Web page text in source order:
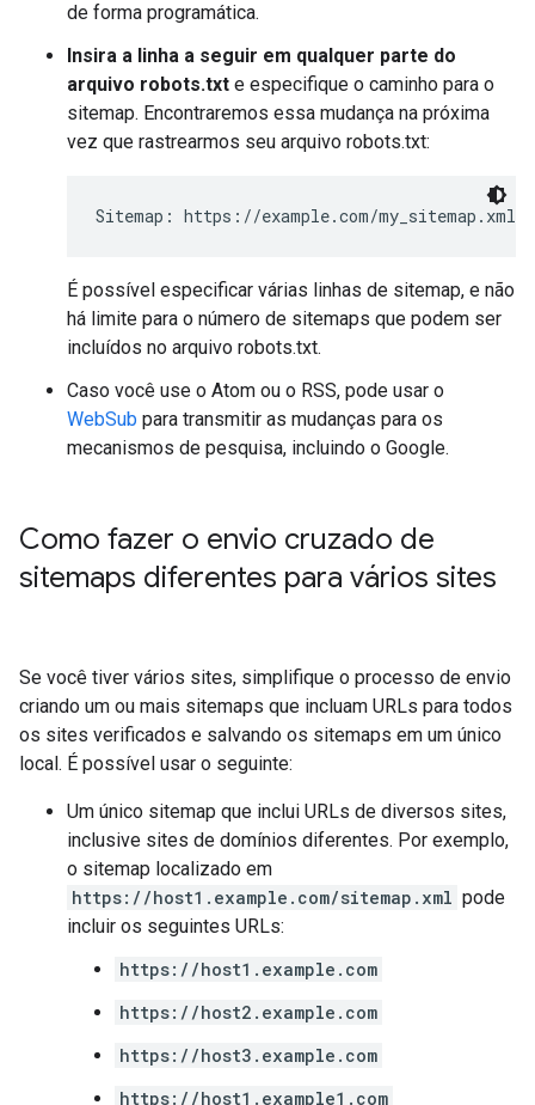
de forma programática.
Insira a linha a seguir em qualquer parte do
arquivo robots.txt e especifique o caminho para o
sitemap. Encontraremos essa mudança na próxima
vez que rastrearmos seu arquivo robots.txt:
Sitemap: https://example.com/my_sitemap.xml
É possível especificar várias linhas de sitemap, e não
há limite para o número de sitemaps que podem ser
incluídos no arquivo robots.txt.
Caso você use o Atom ou o RSS, pode usar o
WebSub para transmitir as mudanças para os
mecanismos de pesquisa, incluindo o Google.
Como fazer o envio cruzado de
sitemaps diferentes para vários sites
Se você tiver vários sites, simplifique o processo de envio
criando um ou mais sitemaps que incluam URLs para todos
os sites verificados e salvando os sitemaps em um único
local. É possível usar o seguinte:
Um único sitemap que inclui URLs de diversos sites,
inclusive sites de domínios diferentes. Por exemplo,
o sitemap localizado em
https://host1.example.com/sitemap.xml pode
incluir os seguintes URLs:
https://host1.example.com
https://host2.example.com
https://host3.example.com
https://host1.example1.com